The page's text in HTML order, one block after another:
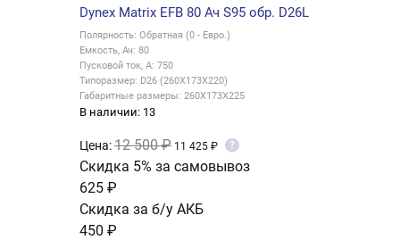
Dynex Matrix EFB 80 Ач S95 обр. D26L
Полярность: Обратная (0 - Евро.)
Емкость, Ач: 80
Пусковой ток, А: 750
Типоразмер: D26 (260X173X220)
Габаритные размеры: 260X173X225
В наличии: 13
Цена:12 500 ₽ 11 425 ₽ ?
Скидка 5% за самовывоз
625 ₽
Скидка за б/у АКБ
450 ₽